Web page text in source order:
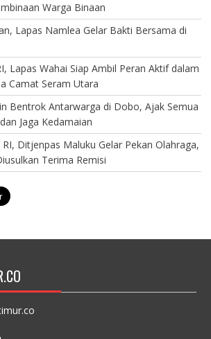
Warga Binaan
Lapas Namlea Gelar Bakti Bersama di
Lapas Wahai Siap Ambil Peran Aktif dalam
Camat Seram Utara
Bentrok Antarwarga di Dobo, Ajak Semua
Jaga Kedamaian
Ditjenpas Maluku Gelar Pekan Olahraga,
Terima Remisi